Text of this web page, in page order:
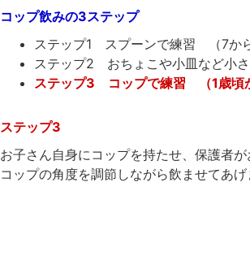
コップ飲みの3ステップ
ステップ1 スプーンで練習 （7から
ステップ2 おちょこや小皿など小さ
ステップ3 コップで練習 （1歳頃
ステップ3
お子さん自身にコップを持たせ、保護者が
コップの角度を調節しながら飲ませてあげ